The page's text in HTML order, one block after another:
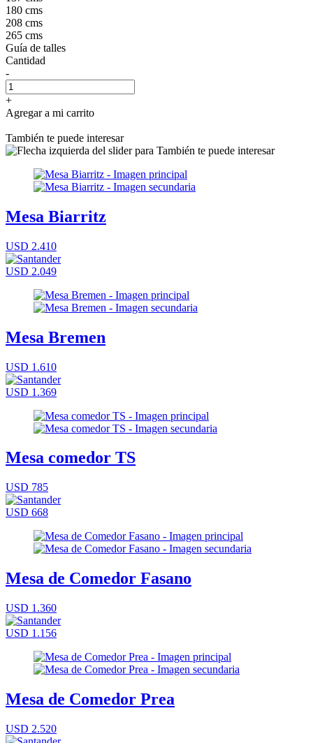
180 cms
208 cms
265 cms
Guía de talles
Cantidad
-
+
Agregar a mi carrito
También te puede interesar
Mesa Biarritz
USD 2.410
USD 2.049
Mesa Bremen
USD 1.610
USD 1.369
Mesa comedor TS
USD 785
USD 668
Mesa de Comedor Fasano
USD 1.360
USD 1.156
Mesa de Comedor Prea
USD 2.520